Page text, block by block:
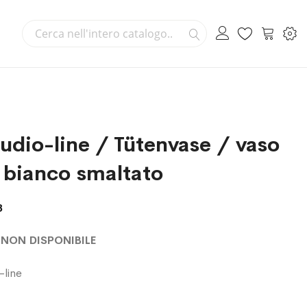
Cerca
Carrello
line / Tütenvase / vaso
smaltato
NON DISPONIBILE
line